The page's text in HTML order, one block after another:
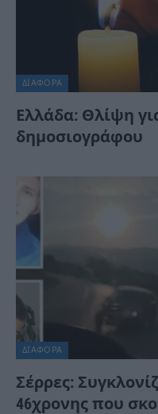
ΔΙΆΦΟΡΑ
Ελλάδα: Θλίψη
δημοσιογράφου
ΔΙΆΦΟΡΑ
Σέρρες:
46χρονης που